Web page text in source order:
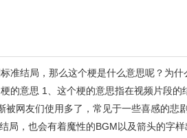
准结局，那么这个梗是什么意思呢？为
的意思 1、这个梗的意思指在视频片段的
网友们使用多了，常见于一些喜感的悲
，也会有着魔性的BGM以及箭头的字